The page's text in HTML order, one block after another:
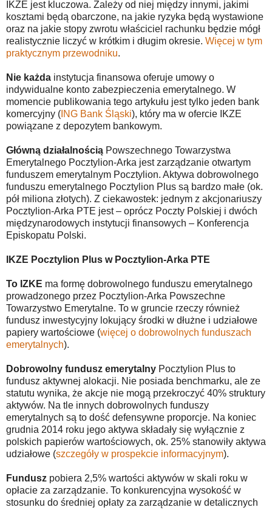
IKZE jest kluczowa. Zależy od niej między innymi, jakimi
kosztami będą obarczone, na jakie ryzyka będą wystawione
oraz na jakie stopy zwrotu właściciel rachunku będzie mógł
realistycznie liczyć w krótkim i długim okresie. Więcej w tym
praktycznym przewodniku.
Nie każda instytucja finansowa oferuje umowy o
indywidualne konto zabezpieczenia emerytalnego. W
momencie publikowania tego artykułu jest tylko jeden bank
komercyjny ( ING Bank Śląski), który ma w ofercie IKZE
powiązane z depozytem bankowym.
Główną działalnością Powszechnego Towarzystwa
Emerytalnego Pocztylion-Arka jest zarządzanie otwartym
funduszem emerytalnym Pocztylion. Aktywa dobrowolnego
funduszu emerytalnego Pocztylion Plus są bardzo małe (ok.
pół miliona złotych). Z ciekawostek: jednym z akcjonariuszy
Pocztylion-Arka PTE jest – oprócz Poczty Polskiej i dwóch
międzynarodowych instytucji finansowych – Konferencja
Episkopatu Polski.
IKZE Pocztylion Plus w Pocztylion-Arka PTE
To IZKE ma formę dobrowolnego funduszu emerytalnego
prowadzonego przez Pocztylion-Arka Powszechne
Towarzystwo Emerytalne. To w gruncie rzeczy również
fundusz inwestycyjny lokujący środki w dłużne i udziałowe
papiery wartościowe (więcej o dobrowolnych funduszach
emerytalnych).
Dobrowolny fundusz emerytalny Pocztylion Plus to
fundusz aktywnej alokacji. Nie posiada benchmarku, ale ze
statutu wynika, że akcje nie mogą przekroczyć 40% struktury
aktywów. Na tle innych dobrowolnych funduszy
emerytalnych są to dość defensywne proporcje. Na koniec
grudnia 2014 roku jego aktywa składały się wyłącznie z
polskich papierów wartościowych, ok. 25% stanowiły aktywa
udziałowe (szczegóły w prospekcie informacyjnym).
Fundusz pobiera 2,5% wartości aktywów w skali roku w
opłacie za zarządzanie. To konkurencyjna wysokość w
stosunku do średniej opłaty za zarządzanie w detalicznych